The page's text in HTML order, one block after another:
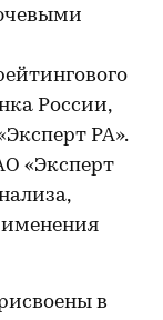
России,
РА».
«Эксперт
в